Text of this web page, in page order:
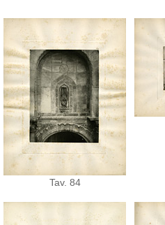
Tav. 84